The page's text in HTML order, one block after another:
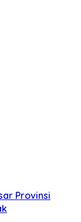
Provinsi